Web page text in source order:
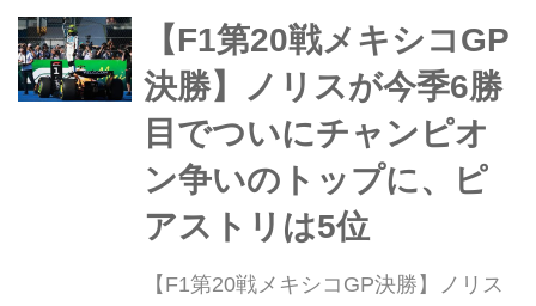
ランド・ノリスが優勝。2位にはメル
セデスのキミ・アントネリ、3位には
レッドブルのマック...
【F1第20戦メキシコGP
決勝】ノリスが今季6勝
目でついにチャンピオ
ン争いのトップに、ピ
アストリは5位
【F1第20戦メキシコGP決勝】ノリス